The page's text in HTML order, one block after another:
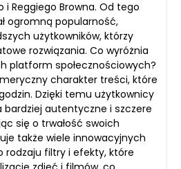
i Reggiego Browna. Od tego
ogromną popularność,
użytkowników, którzy
rozwiązania. Co wyróżnia
platform społecznościowych?
charakter treści, które
Dzięki temu użytkownicy
autentyczne i szczere
się o trwałość swoich
także wiele innowacyjnych
rodzaju filtry i efekty, które